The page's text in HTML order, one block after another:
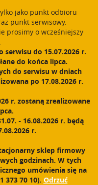
new Date()); gtag('config',
Polski
się 0
N
w
g
j
a
30l
jako punkt odbioru
punkt serwisowy.
prosimy o wcześniejszy
serwisu do 15.07.2026 r.
do końca lipca.
do serwisu w dniach
po 17.08.2026 r.
r. zostaną zrealizowane
- 16.08.2026 r. będą
r.
sklep firmowy
godzinach. W tych
umówienia się na
373 70 10). Odrzuć